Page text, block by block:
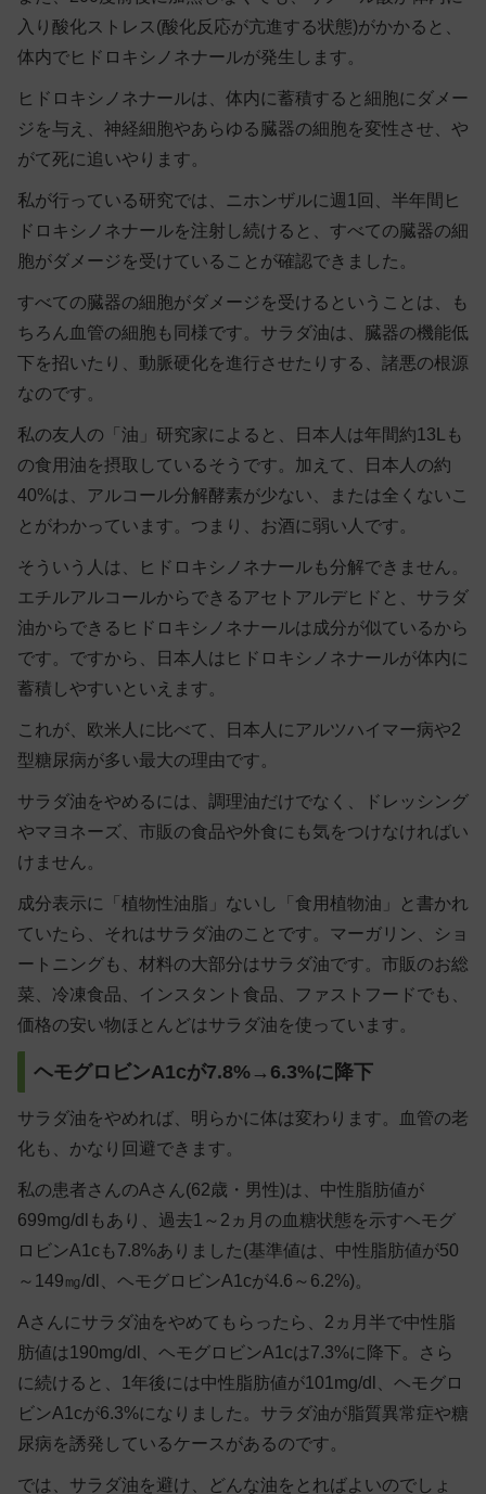
入り酸化ストレス(酸化反応が亢進する状態)がかかると、
体内でヒドロキシノネナールが発生します。
ヒドロキシノネナールは、体内に蓄積すると細胞にダメー
ジを与え、神経細胞やあらゆる臓器の細胞を変性させ、や
がて死に追いやります。
私が行っている研究では、ニホンザルに週1回、半年間ヒ
ドロキシノネナールを注射し続けると、すべての臓器の細
胞がダメージを受けていることが確認できました。
すべての臓器の細胞がダメージを受けるということは、も
ちろん血管の細胞も同様です。サラダ油は、臓器の機能低
下を招いたり、動脈硬化を進行させたりする、諸悪の根源
なのです。
私の友人の「油」研究家によると、日本人は年間約13Lも
の食用油を摂取しているそうです。加えて、日本人の約
40%は、アルコール分解酵素が少ない、または全くないこ
とがわかっています。つまり、お酒に弱い人です。
そういう人は、ヒドロキシノネナールも分解できません。
エチルアルコールからできるアセトアルデヒドと、サラダ
油からできるヒドロキシノネナールは成分が似ているから
です。ですから、日本人はヒドロキシノネナールが体内に
蓄積しやすいといえます。
これが、欧米人に比べて、日本人にアルツハイマー病や2
型糖尿病が多い最大の理由です。
サラダ油をやめるには、調理油だけでなく、ドレッシング
やマヨネーズ、市販の食品や外食にも気をつけなければい
けません。
成分表示に「植物性油脂」ないし「食用植物油」と書かれ
ていたら、それはサラダ油のことです。マーガリン、ショ
ートニングも、材料の大部分はサラダ油です。市販のお総
菜、冷凍食品、インスタント食品、ファストフードでも、
価格の安い物ほとんどはサラダ油を使っています。
ヘモグロビンA1cが7.8%→6.3%に降下
サラダ油をやめれば、明らかに体は変わります。血管の老
化も、かなり回避できます。
私の患者さんのAさん(62歳・男性)は、中性脂肪値が
699mg/dlもあり、過去1～2ヵ月の血糖状態を示すヘモグ
ロビンA1cも7.8%ありました(基準値は、中性脂肪値が50
～149㎎/dl、ヘモグロビンA1cが4.6～6.2%)。
Aさんにサラダ油をやめてもらったら、2ヵ月半で中性脂
肪値は190mg/dl、ヘモグロビンA1cは7.3%に降下。さら
に続けると、1年後には中性脂肪値が101mg/dl、ヘモグロ
ビンA1cが6.3%になりました。サラダ油が脂質異常症や糖
尿病を誘発しているケースがあるのです。
では、サラダ油を避け、どんな油をとればよいのでしょ